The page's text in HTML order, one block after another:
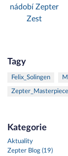
nádobí Zepter
Zest
Tagy
Felix_Solingen
Kategorie
Aktuality
Zepter Blog (19)